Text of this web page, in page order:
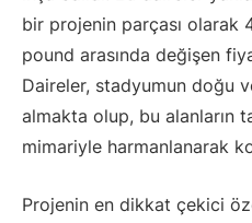
bir projenin parçası olarak
pound arasında değişen
Daireler, stadyumun doğu
almakta olup, bu alanların
mimariyle harmanlanarak
Projenin en dikkat çekici